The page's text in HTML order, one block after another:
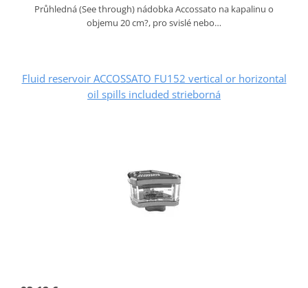
Průhledná (See through) nádobka Accossato na kapalinu o
objemu 20 cm?, pro svislé nebo…
Fluid reservoir ACCOSSATO FU152 vertical or horizontal
oil spills included strieborná